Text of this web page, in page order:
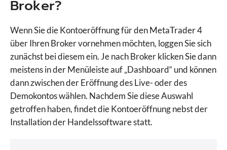
Broker?
Wenn Sie die Kontoeröffnung für den MetaTrader 4
über Ihren Broker vornehmen möchten, loggen Sie sich
zunächst bei diesem ein. Je nach Broker klicken Sie dann
meistens in der Menüleiste auf „Dashboard“ und können
dann zwischen der Eröffnung des Live- oder des
Demokontos wählen. Nachdem Sie diese Auswahl
getroffen haben, findet die Kontoeröffnung nebst der
Installation der Handelssoftware statt.